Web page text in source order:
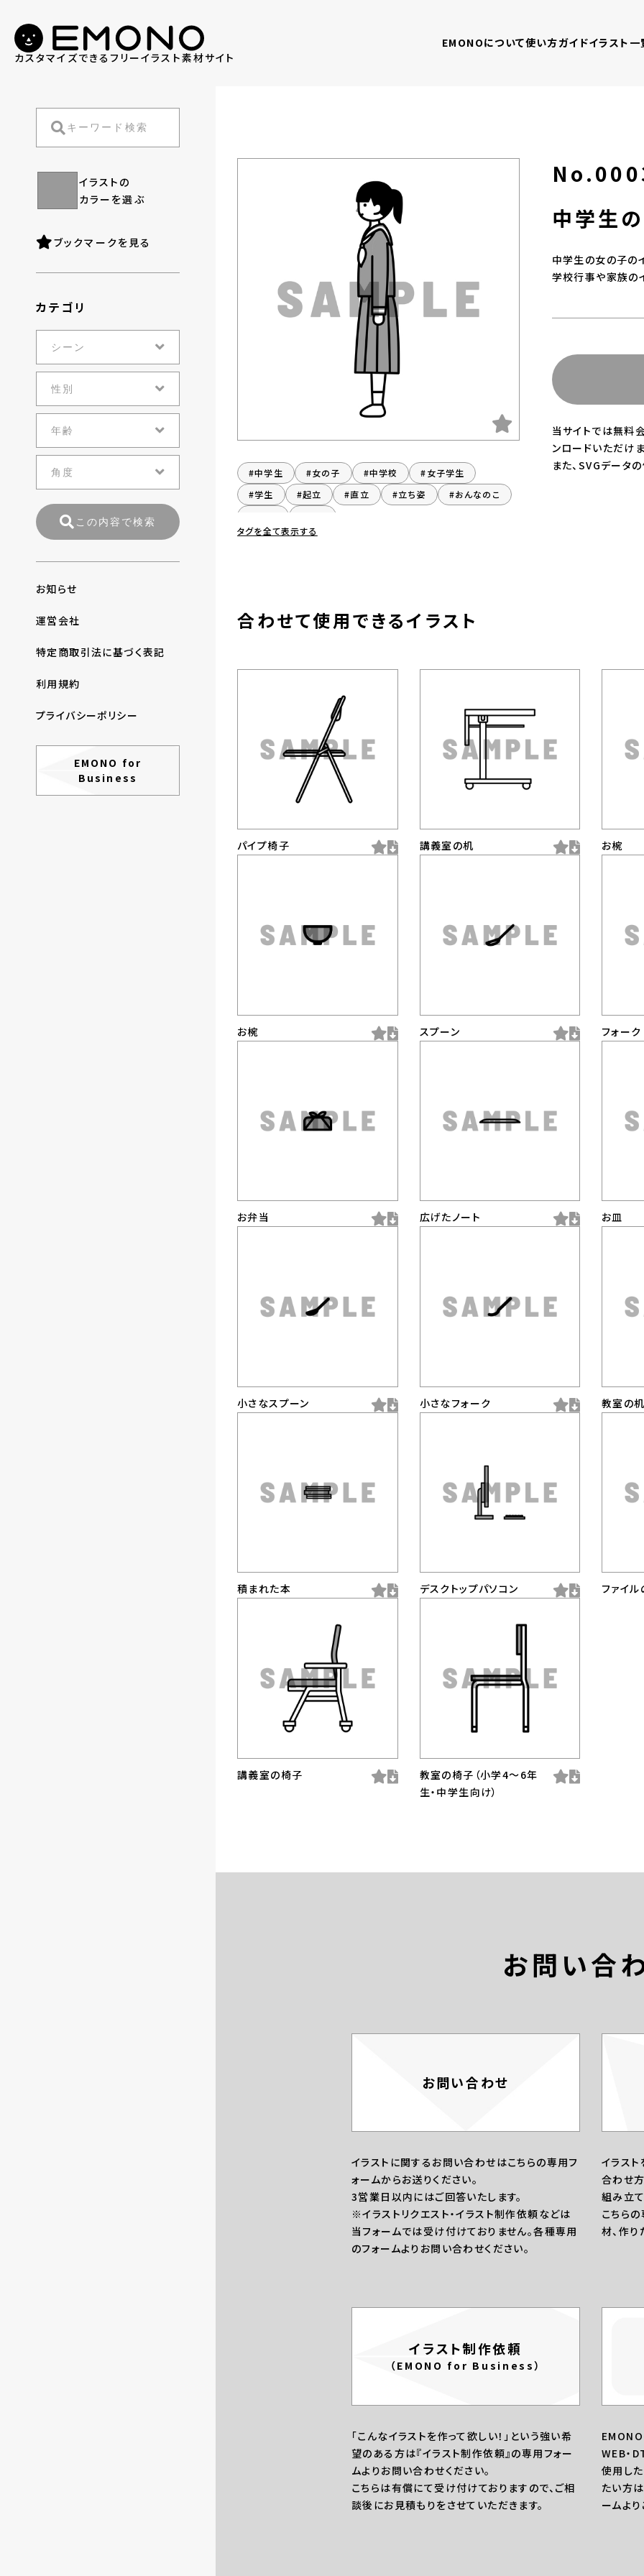
カスタマイズできる フリーイラスト素材サイト
EMONOについて使い方ガイドイラスト一
#中学生 #女の子 #中学校
#女子学生
#学生
#起立 #直立 #立ち姿
#おんなのこ
タグを全て表示する
中学生
中学生の女の子の
学校行事や家族の
当サイトでは無料
ンロードいただけま
また、SVGデータ
合わせて使用できるイラスト
パイプ椅子 講義室の机 お椀
お椀 スプーン フォーク
お弁当 広げたノート お皿
小さなスプーン 小さなフォーク 教室の
積まれた本 デスクトップパソコン ファイ
講義室の椅子
教室の椅子（小学4〜6年
生・中学生向け）
イラストの
カラーを選ぶ
ブックマークを見る
カテゴリ
この内容で検索
お知らせ
運営会社
特定商取引法に基づく表記
利用規約
プライバシーポリシー
EMONO for
Business
お問い合
お問い合わせ
イラストに関するお問い合わせはこちらの専用フ
ォームからお送りください。
3営業日以内にはご回答いたします。
※イラストリクエスト・イラスト制作依頼などは
当フォームでは受け付けておりません。各種専用
のフォームよりお問い合わせください。
イラス
合わせ
組み立
こちら
材、作
イラスト制作依頼
（EMONO for Business）
「こんなイラストを作って欲しい！」という強い希
望のある方は『イラスト制作依頼』の専用フォー
ムよりお問い合わせください。
こちらは有償にて受け付けておりますので、ご相
談後にお見積もりをさせていただきます。
WEB・
使用し
たい方
ームよ